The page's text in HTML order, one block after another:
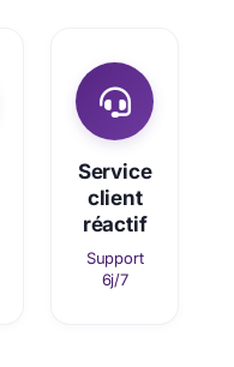
Service
client
réactif
Support
6j/7